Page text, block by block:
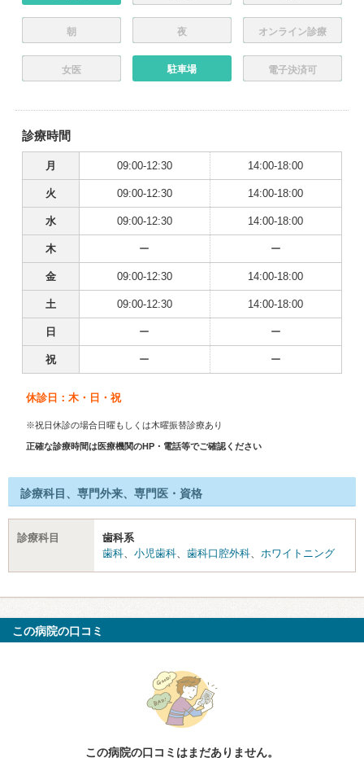
朝 夜 オンライン診療
女医 駐車場 電子決済可
診療時間
月 09:00-12:30 14:00-18:00
火 09:00-12:30 14:00-18:00
水 09:00-12:30 14:00-18:00
木 ー ー
金 09:00-12:30 14:00-18:00
土 09:00-12:30 14:00-18:00
日 ー ー
祝 ー ー
休診日：木・日・祝
※祝日休診の場合日曜もしくは木曜振替診療あり
正確な診療時間は医療機関のHP・電話等でご確認ください
診療科目、専門外来、専門医・資格
診療科目
歯科系
歯科、 小児歯科、 歯科口腔外科、 ホワイトニング
この病院の口コミ
この病院の口コミはまだありません。